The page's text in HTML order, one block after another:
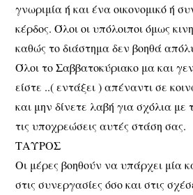
γνωριμία ή και ένα οικονομικό ή
κέρδος. Όλοι οι υπόλοιποι όμως
καθώς το διάστημα δεν βοηθά
Όλοι το Σαββατοκύριακο μα και
είστε ..( εντάξει ) απέναντι σε
και μην δίνετε λαβή για σχόλια με
τις υποχρεώσεις αυτές στάση σας.
ΤΑΥΡΟΣ
Οι μέρες βοηθούν να υπάρχει μία
στις συνεργασίες όσο και στις